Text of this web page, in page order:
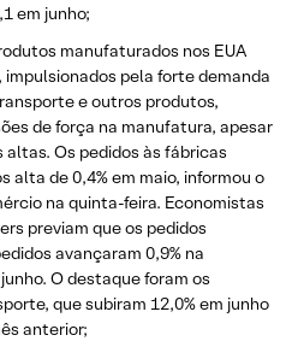
em junho;
manufaturados nos EUA
pela forte demanda
e outros produtos,
de força na manufatura, apesar
altas. Os pedidos às fábricas
alta de 0,4% em maio, informou o
na quinta-feira. Economistas
previam que os pedidos
avançaram 0,9% na
O destaque foram os
que subiram 12,0% em junho
anterior;